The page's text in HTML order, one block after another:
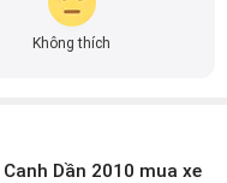
Không thích
Dần 2010 mua xe